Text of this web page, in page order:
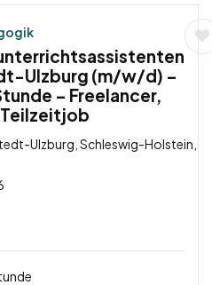
Ulzburg (m/w/d) –
– Freelancer,
Ulzburg, Schleswig-Holstein,